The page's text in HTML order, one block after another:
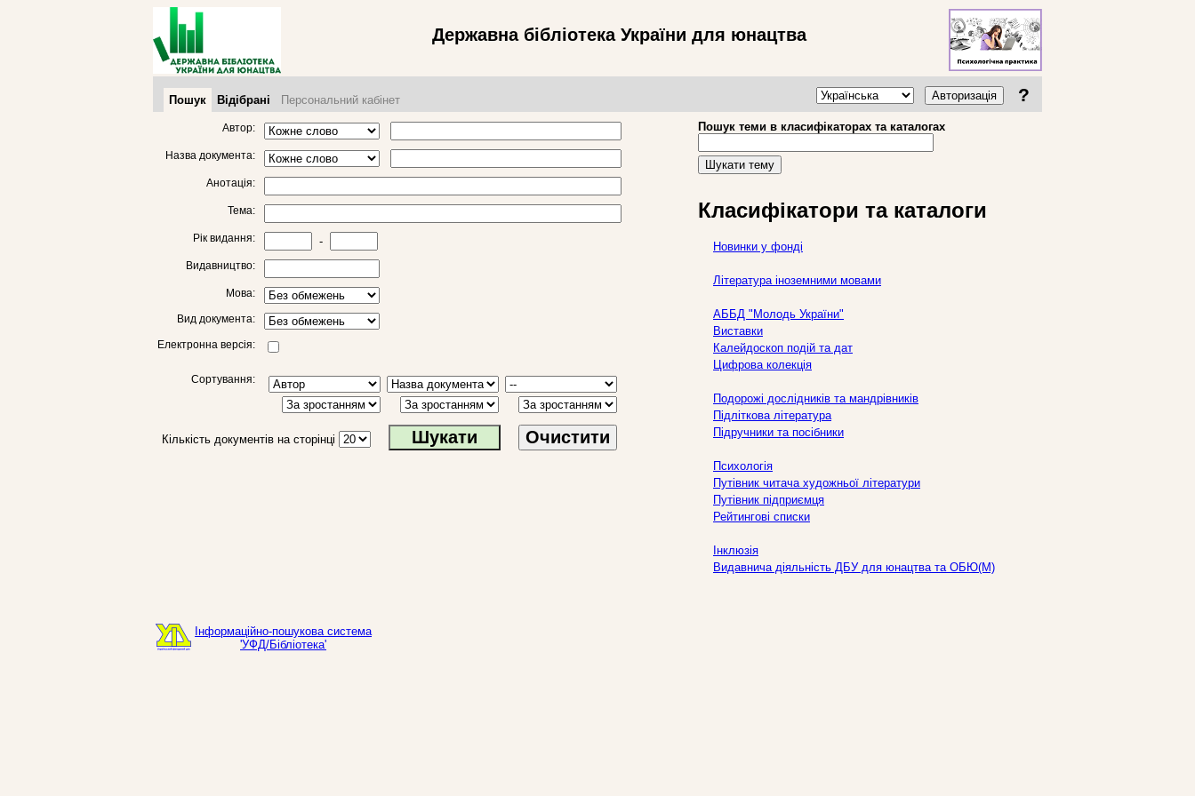
Державна бібліотека України для юнацтва
Пошук Відібрані Персональний кабінет Авторизація ?
Автор:
Назва документа:
Анотація:
Тема:
Рік видання: -
Видавництво:
Мова:
Вид документа:
Електронна версія:
Сортування:
Кількість документів на сторінці Очистити
Пошук теми в класифікаторах та каталогах
Шукати тему
Класифікатори та каталоги
Новинки у фонді
Література іноземними мовами
АББД "Молодь України"
Виставки
Калейдоскоп подій та дат
Цифрова колекція
Подорожі дослідників та мандрівників
Підліткова література
Підручники та посібники
Психологія
Путівник читача художньої літератури
Путівник підприємця
Рейтингові списки
Інклюзія
Видавнича діяльність ДБУ для юнацтва та ОБЮ(М)
Інформаційно-пошукова система
'УФД/Бібліотека'